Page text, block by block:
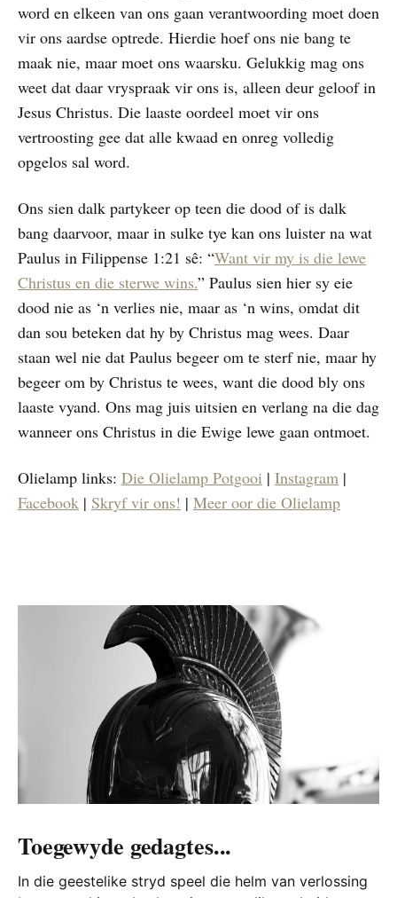
word en elkeen van ons gaan verantwoording moet doen
vir ons aardse optrede. Hierdie hoef ons nie bang te
maak nie, maar moet ons waarsku. Gelukkig mag ons
weet dat daar vryspraak vir ons is, alleen deur geloof in
Jesus Christus. Die laaste oordeel moet vir ons
vertroosting gee dat alle kwaad en onreg volledig
opgelos sal word.
Ons sien dalk partykeer op teen die dood of is dalk
bang daarvoor, maar in sulke tye kan ons luister na wat
Paulus in Filippense 1:21 sê: “Want vir my is die lewe
Christus en die sterwe wins.” Paulus sien hier sy eie
dood nie as ‘n verlies nie, maar as ‘n wins, omdat dit
dan sou beteken dat hy by Christus mag wees. Daar
staan wel nie dat Paulus begeer om te sterf nie, maar hy
begeer om by Christus te wees, want die dood bly ons
laaste vyand. Ons mag juis uitsien en verlang na die dag
wanneer ons Christus in die Ewige lewe gaan ontmoet.
Olielamp links: Die Olielamp Potgooi | Instagram |
Facebook | Skryf vir ons! | Meer oor die Olielamp
Toegewyde gedagtes...
In die geestelike stryd speel die helm van verlossing